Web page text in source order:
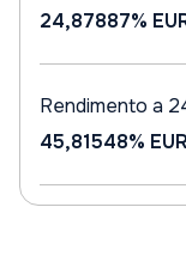
24,87887%
Rendimento a
45,81548% EUR